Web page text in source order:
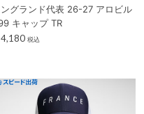
グランド代表 26-27 アロビル
キャップ TR
4,180 税込